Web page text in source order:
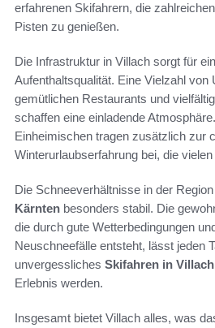
erfahrenen Skifahrern, die
Pisten zu genießen.
Die Infrastruktur in Villach sorgt für
Aufenthaltsqualität. Eine Vielzahl von
gemütlichen Restaurants und
schaffen eine einladende
Einheimischen tragen zusätzlich zur
Winterurlaubserfahrung bei, die
Die Schneeverhältnisse in der
Kärnten besonders stabil. Die
die durch gute Wetterbedingungen
Neuschneefälle entsteht, lässt jeden
unvergessliches Skifahren in Villach
Erlebnis werden.
Insgesamt bietet Villach alles, was